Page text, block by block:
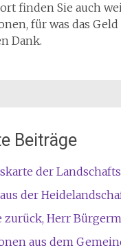
finden Sie auch
für was das
Dank.
Beiträge
der
der
zurück, Herr
aus dem